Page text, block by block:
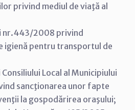
privind mediul de viaţă al
nr.443/2008 privind
igienă pentru transportul de
Local al Municipiului
sancţionarea unor fapte
la gospodărirea oraşului;